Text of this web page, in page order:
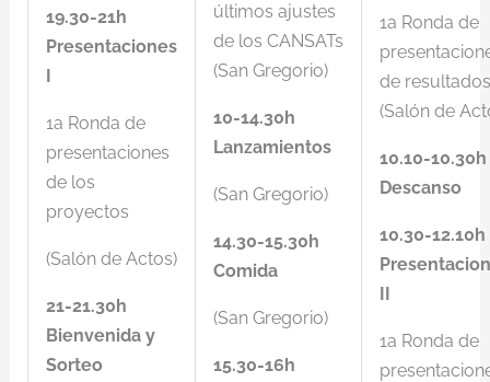
19.30-21h
Presentaciones
I
1a Ronda de
presentaciones
de los
proyectos
(Salón de Actos)
21-21.30h
Bienvenida y
Sorteo
últimos ajustes
de los CANSATs
(San Gregorio)
10-14.30h
Lanzamientos
(San Gregorio)
14.30-15.30h
Comida
(San Gregorio)
15.30-16h
1a Ronda de
de resultados
(Salón de
10.10-10.30h
Descanso
10.30-12.10h
II
1a Ronda de